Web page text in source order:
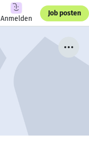
Anmelden
Job posten